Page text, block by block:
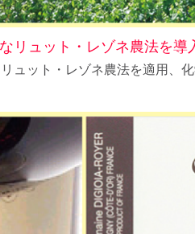
リュット・レゾネ農法を導
ュット・レゾネ農法を適用、